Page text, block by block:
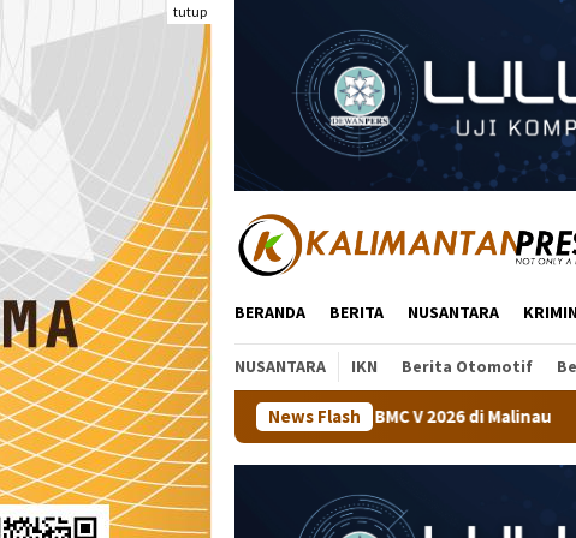
tutup
BERANDA BERITA NUSANTARA
NUSANTARA IKN Berita Otomotif
News Flash
Tenis Meja BMC V 2026 di Malinau Kapolsek Tanjung